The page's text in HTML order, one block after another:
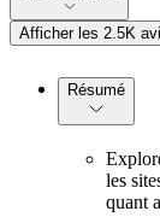
Afficher les 2.5K
Résumé
les
quant